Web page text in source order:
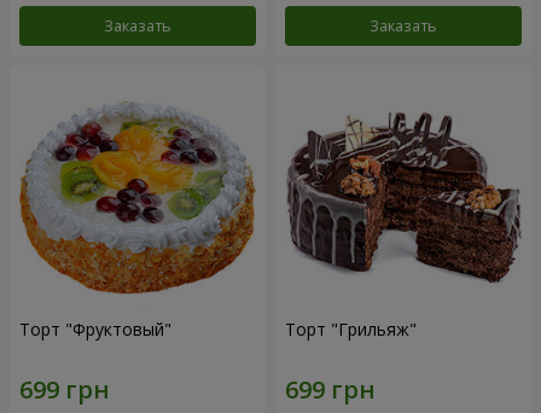
Заказать Заказать
Торт "Фруктовый" Торт "Грильяж"